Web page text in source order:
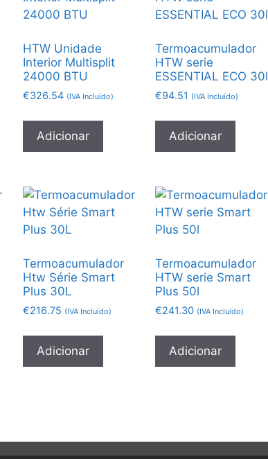
HTW Unidade
Interior Multisplit
24000 BTU
€326.54 (IVA Incluído)
Adicionar
Termoacumulador
HTW serie
ESSENTIAL ECO 30l
€94.51 (IVA Incluído)
Adicionar
Termoacumulador
Htw Série Smart
Plus 30L
€216.75 (IVA Incluído)
Adicionar
Termoacumulador
HTW serie Smart
Plus 50l
€241.30 (IVA Incluído)
Adicionar